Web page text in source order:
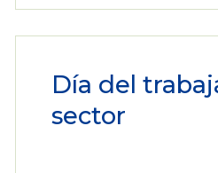
Día del
sector